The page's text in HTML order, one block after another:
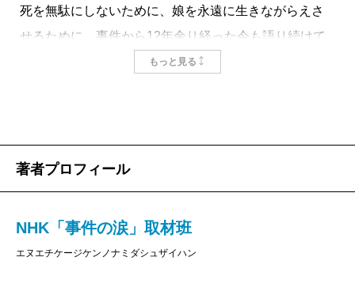
死を無駄にしないために、娘を永遠に生きながらえさ
せるために、事件から12年余り経った今も語り続けて
います。この社会の中で娘が生活していたことを忘れ
そのような私の思いを叶えるかのように、NHKのディ
な取材記が出版されることになりました。これもひと
もっと見る
著者プロフィール
NHK「事件の涙」取材班
エヌエチケージケンノナミダシュザイハン